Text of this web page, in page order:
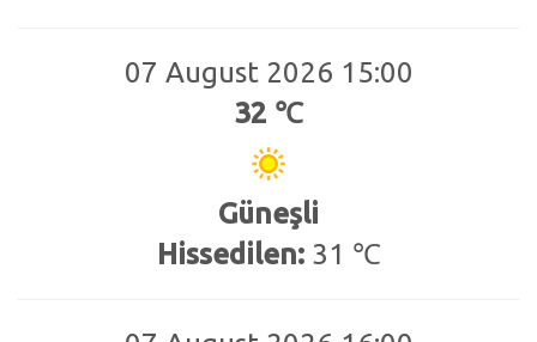
07 August 2026 15:00
32 ℃
Güneşli
Hissedilen:31 ℃